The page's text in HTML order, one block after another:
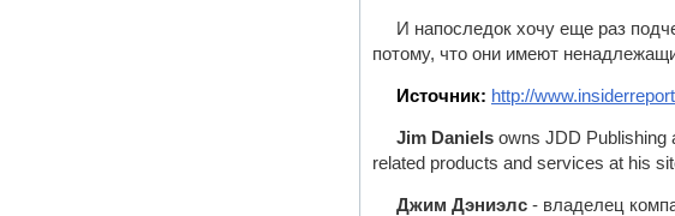
И напоследок хочу еще раз
потому, что они имеют
Источник: http://
Jim Daniels owns JDD Publishing
related products and services at his
Джим Дэниэлс - владелец